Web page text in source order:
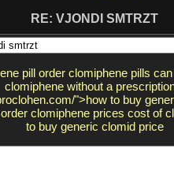
RE: VJONDI SMTRZT
pill order clomiphene pills
clomiphene without a
">how to buy
clomiphene prices cost of
to buy generic clomid price